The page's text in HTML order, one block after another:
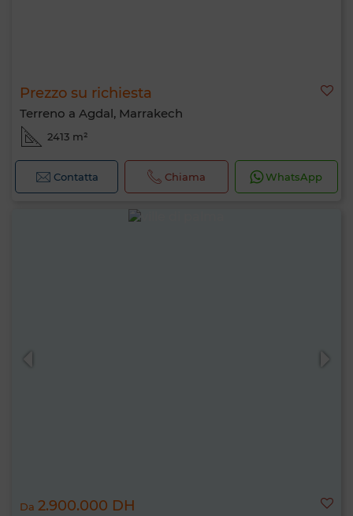
Prezzo su richiesta
Terreno a Agdal, Marrakech
2413 m²
Contatta Chiama WhatsApp
Da 2.900.000 DH